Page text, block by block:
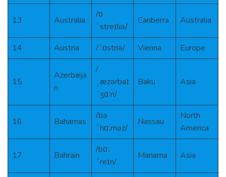
13 Australia
/ɒ
ˈstreɪliə/
Canberra Australia
14 Austria /ˈɒstriə/ Vienna Europe
15
Azerbaija
n
/
ˌæzərbaɪ
ˈʒɑːn/
Baku Asia
16 Bahamas
/bə
ˈhɑːməz/
Nassau
North
America
17 Bahrain
/bɑː
ˈreɪn/
Manama Asia